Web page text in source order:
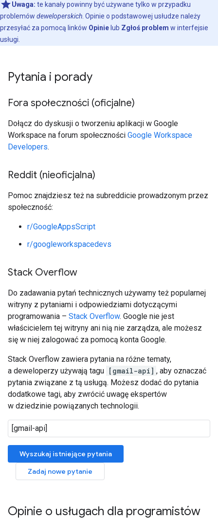
Uwaga: te kanały powinny być używane tylko w przypadku
problemów deweloperskich . Opinie o podstawowej usłudze należy
przesyłać za pomocą linków Opinie lub Zgłoś problem w interfejsie
usługi.
Pytania i porady
Fora społeczności (oficjalne)
Dołącz do dyskusji o tworzeniu aplikacji w Google
Workspace na forum społeczności Google Workspace
Developers.
Reddit (nieoficjalna)
Pomoc znajdziesz też na subreddicie prowadzonym przez
społeczność:
r/GoogleAppsScript
r/googleworkspacedevs
Stack Overflow
Do zadawania pytań technicznych używamy też popularnej
witryny z pytaniami i odpowiedziami dotyczącymi
programowania – Stack Overflow. Google nie jest
właścicielem tej witryny ani nią nie zarządza, ale możesz
się w niej zalogować za pomocą konta Google.
Stack Overflow zawiera pytania na różne tematy,
a deweloperzy używają tagu [gmail-api] , aby oznaczać
pytania związane z tą usługą. Możesz dodać do pytania
dodatkowe tagi, aby zwrócić uwagę ekspertów
w dziedzinie powiązanych technologii.
Wyszukaj istniejące pytania
Zadaj nowe pytanie
Opinie o usługach dla programistów